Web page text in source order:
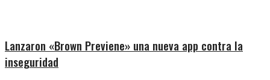
Lanzaron «Brown Previene» una nueva app contra la
inseguridad